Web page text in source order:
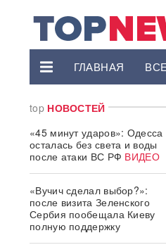
ГЛАВНАЯ
top НОВОСТЕЙ
«45 минут ударов»: Одесса
осталась без света и воды
после атаки ВС РФ ВИДЕО
«Вучич сделал выбор?»:
после визита Зеленского
Сербия пообещала Киеву
полную поддержку